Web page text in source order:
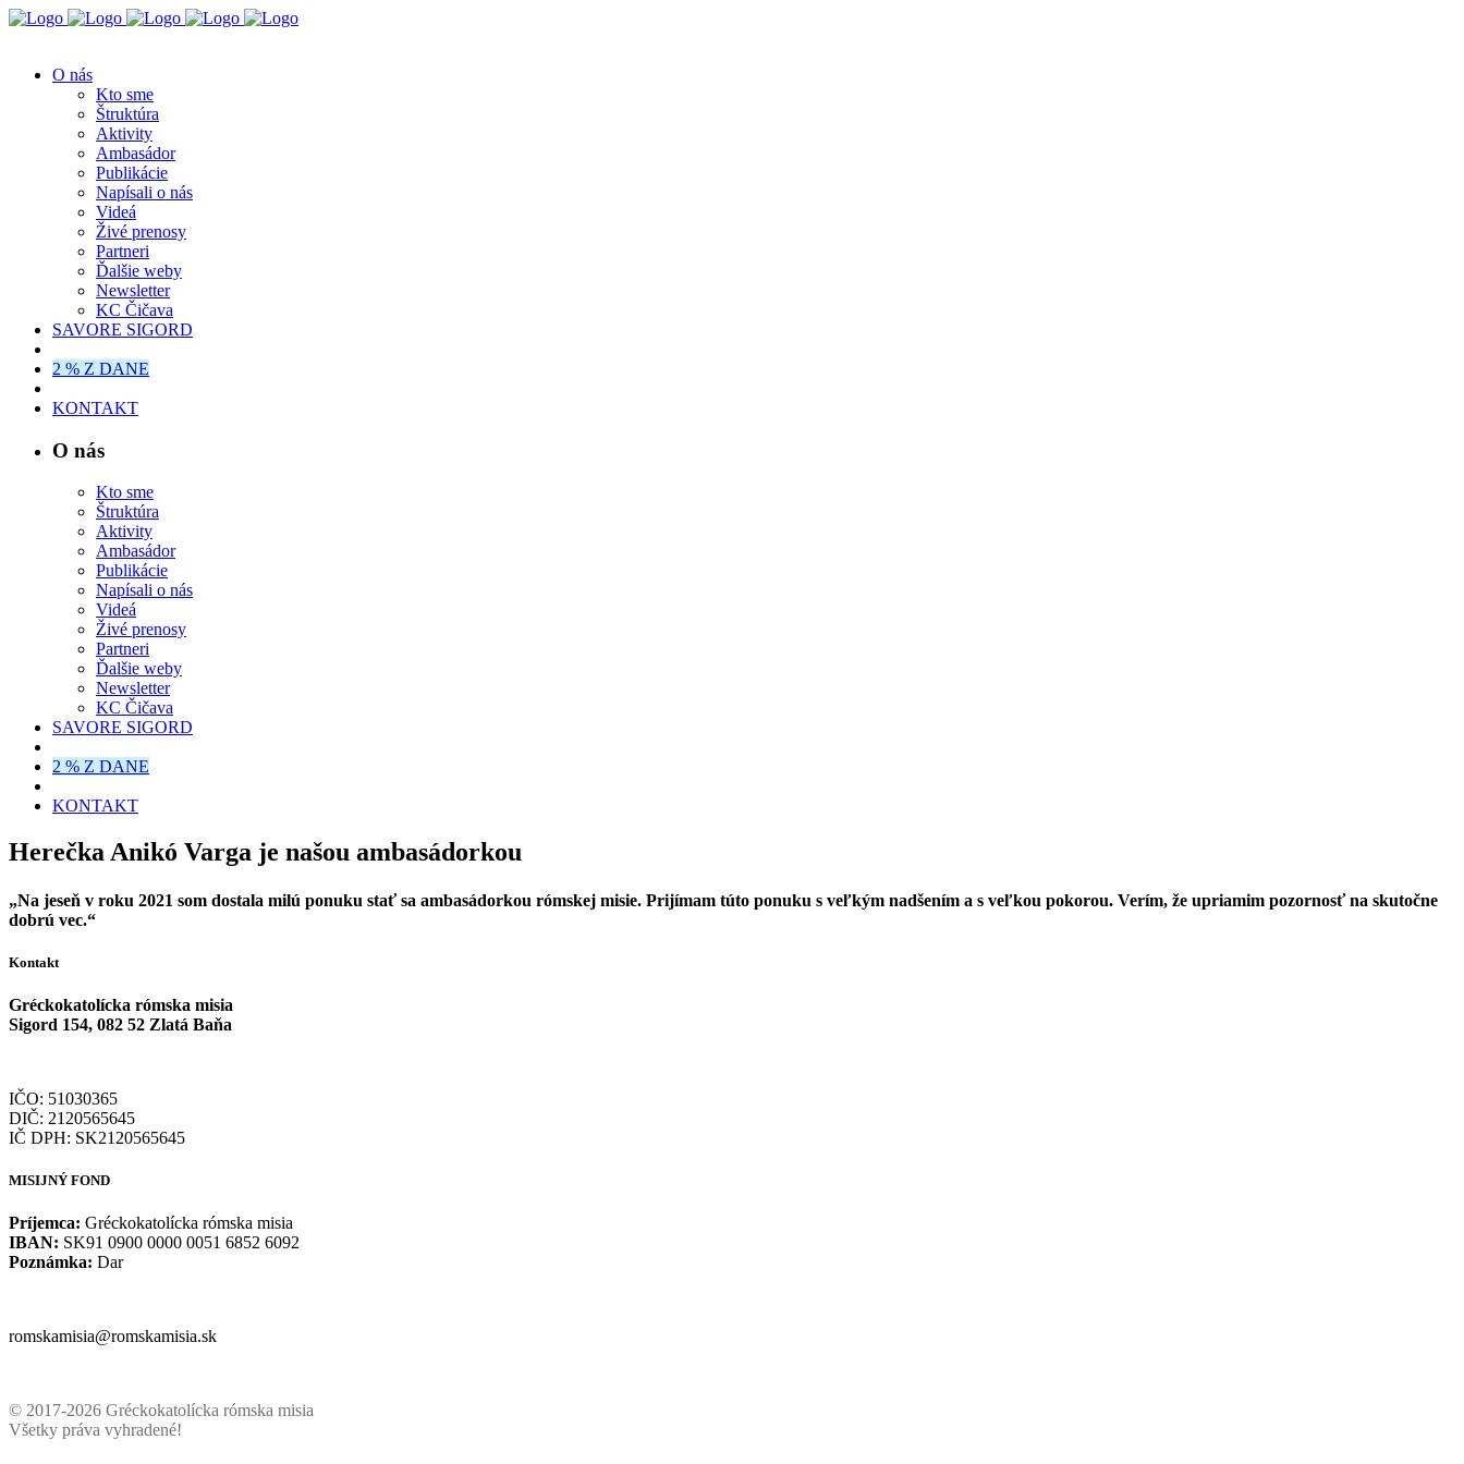
O nás
Kto sme
Štruktúra
Aktivity
Ambasádor
Publikácie
Napísali o nás
Videá
Živé prenosy
Partneri
Ďalšie weby
Newsletter
KC Čičava
SAVORE SIGORD
2 % Z DANE
KONTAKT
O nás
Kto sme
Štruktúra
Aktivity
Ambasádor
Publikácie
Napísali o nás
Videá
Živé prenosy
Partneri
Ďalšie weby
Newsletter
KC Čičava
SAVORE SIGORD
2 % Z DANE
KONTAKT
Herečka Anikó Varga je našou ambasádorkou
„Na jeseň v roku 2021 som dostala milú ponuku stať sa ambasádorkou rómskej misie. Prijímam túto ponuku s veľkým nadšením a s veľkou pokorou. Verím, že upriamim pozornosť na skutočne
dobrú vec.“
Kontakt
Gréckokatolícka rómska misia
Sigord 154, 082 52 Zlatá Baňa
IČO: 51030365
DIČ: 2120565645
IČ DPH: SK2120565645
MISIJNÝ FOND
Príjemca: Gréckokatolícka rómska misia
IBAN: SK91 0900 0000 0051 6852 6092
Poznámka: Dar
romskamisia@romskamisia.sk
© 2017-2026 Gréckokatolícka rómska misia
Všetky práva vyhradené!